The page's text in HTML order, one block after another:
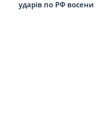
ударів по РФ восени